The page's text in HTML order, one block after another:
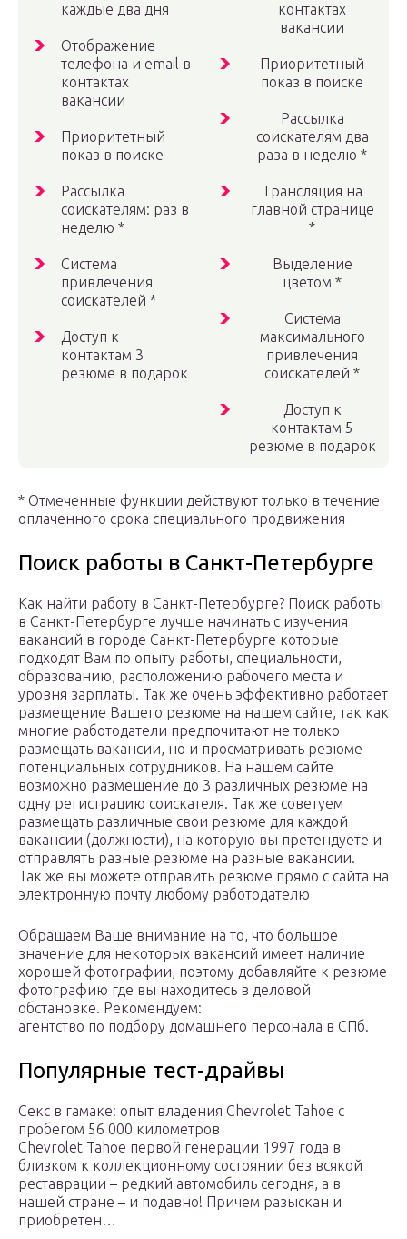
каждые два дня
Отображение
телефона и email в
контактах
вакансии
Приоритетный
показ в поиске
Рассылка
соискателям: раз в
неделю *
Система
привлечения
соискателей *
Доступ к
контактам 3
резюме в подарок
контактах
вакансии
Приоритетный
показ в поиске
Рассылка
соискателям два
раза в неделю *
Трансляция на
главной странице
*
Выделение
цветом *
Система
максимального
привлечения
соискателей *
Доступ к
контактам 5
резюме в подарок
* Отмеченные функции действуют только в течение
оплаченного срока специального продвижения
Поиск работы в Санкт-Петербурге
Как найти работу в Санкт-Петербурге? Поиск работы
в Санкт-Петербурге лучше начинать с изучения
вакансий в городе Санкт-Петербурге которые
подходят Вам по опыту работы, специальности,
образованию, расположению рабочего места и
уровня зарплаты. Так же очень эффективно работает
размещение Вашего резюме на нашем сайте, так как
многие работодатели предпочитают не только
размещать вакансии, но и просматривать резюме
потенциальных сотрудников. На нашем сайте
возможно размещение до 3 различных резюме на
одну регистрацию соискателя. Так же советуем
размещать различные свои резюме для каждой
вакансии (должности), на которую вы претендуете и
отправлять разные резюме на разные вакансии.
Так же вы можете отправить резюме прямо с сайта на
электронную почту любому работодателю
Обращаем Ваше внимание на то, что большое
значение для некоторых вакансий имеет наличие
хорошей фотографии, поэтому добавляйте к резюме
фотографию где вы находитесь в деловой
обстановке. Рекомендуем:
агентство по подбору домашнего персонала в СПб.
Популярные тест-драйвы
Секс в гамаке: опыт владения Chevrolet Tahoe с
пробегом 56 000 километров
Chevrolet Tahoe первой генерации 1997 года в
близком к коллекционному состоянии без всякой
реставрации – редкий автомобиль сегодня, а в
нашей стране – и подавно! Причем разыскан и
приобретен…